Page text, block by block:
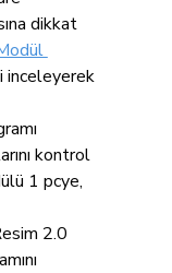
dikkat
inceleyerek
kontrol
1 pcye,
2.0